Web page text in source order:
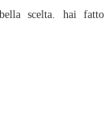
scelta. hai fatto